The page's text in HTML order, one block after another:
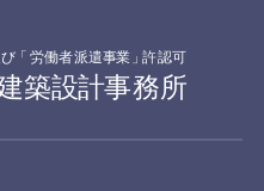
び「 労働者派遣事業 」許認可
築設計事務所